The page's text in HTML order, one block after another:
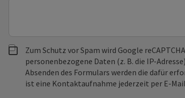
Zum Schutz vor Spam wird Google
personenbezogene Daten (z. B. die IP-
Absenden des Formulars werden die dafür
ist eine Kontaktaufnahme jederzeit per E-